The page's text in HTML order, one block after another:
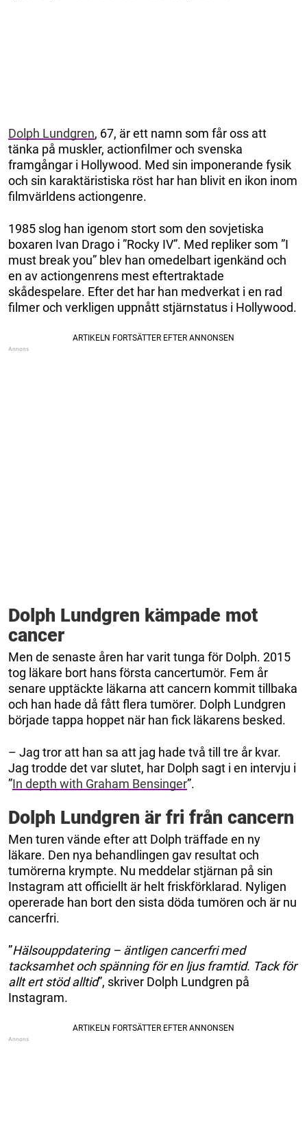
Dolph Lundgren, 67, är ett namn som får oss att
tänka på muskler, actionfilmer och svenska
framgångar i Hollywood. Med sin imponerande fysik
och sin karaktäristiska röst har han blivit en ikon inom
filmvärldens actiongenre.
1985 slog han igenom stort som den sovjetiska
boxaren Ivan Drago i ”Rocky IV”. Med repliker som ”I
must break you” blev han omedelbart igenkänd och
en av actiongenrens mest eftertraktade
skådespelare. Efter det har han medverkat i en rad
filmer och verkligen uppnått stjärnstatus i Hollywood.
Dolph Lundgren kämpade mot
cancer
Men de senaste åren har varit tunga för Dolph. 2015
tog läkare bort hans första cancertumör. Fem år
senare upptäckte läkarna att cancern kommit tillbaka
och han hade då fått flera tumörer. Dolph Lundgren
började tappa hoppet när han fick läkarens besked.
– Jag tror att han sa att jag hade två till tre år kvar.
Jag trodde det var slutet, har Dolph sagt i en intervju i
”In depth with Graham Bensinger”.
Dolph Lundgren är fri från cancern
Men turen vände efter att Dolph träffade en ny
läkare. Den nya behandlingen gav resultat och
tumörerna krympte. Nu meddelar stjärnan på sin
Instagram att officiellt är helt friskförklarad. Nyligen
opererade han bort den sista döda tumören och är nu
cancerfri.
”Hälsouppdatering – äntligen cancerfri med
tacksamhet och spänning för en ljus framtid. Tack för
allt ert stöd alltid”, skriver Dolph Lundgren på
Instagram.